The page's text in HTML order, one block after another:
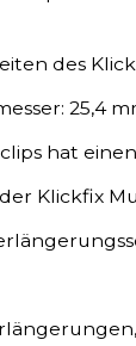
des
25,4
hat
Klickfix